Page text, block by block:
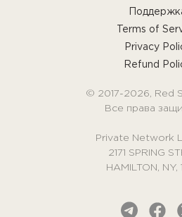
Terms of
Privacy
Refund
© 2017-2026, Red
Все права
Private Network
2171 SPRING
HAMILTON, NY,